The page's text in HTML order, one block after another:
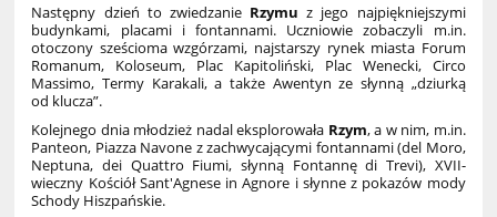
Następny dzień to zwiedzanie Rzymu z jego najpiękniejszymi
budynkami, placami i fontannami. Uczniowie zobaczyli m.in.
otoczony sześcioma wzgórzami, najstarszy rynek miasta Forum
Romanum, Koloseum, Plac Kapitoliński, Plac Wenecki, Circo
Massimo, Termy Karakali, a także Awentyn ze słynną „dziurką
od klucza”.
Kolejnego dnia młodzież nadal eksplorowała Rzym, a w nim, m.in.
Panteon, Piazza Navone z zachwycającymi fontannami (del Moro,
Neptuna, dei Quattro Fiumi, słynną Fontannę di Trevi), XVII-
wieczny Kościół Sant'Agnese in Agnore i słynne z pokazów mody
Schody Hiszpańskie.